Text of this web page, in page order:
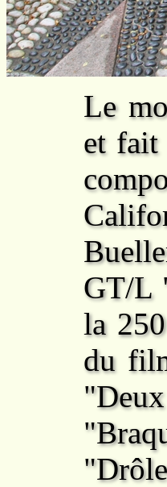
Le
et fait
GT/L
la
du